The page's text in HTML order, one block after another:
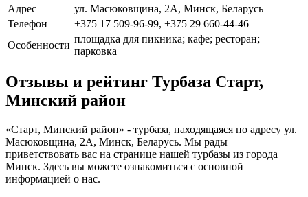
Адрес
ул. Масюковщина, 2А, Минск, Беларусь
Телефон
+375 17 509-96-99, +375 29 660-44-46
Особенности
площадка для пикника; кафе; ресторан;
парковка
Отзывы и рейтинг Турбаза Старт,
Минский район
«Старт, Минский район» - турбаза, находящаяся по адресу ул.
Масюковщина, 2А, Минск, Беларусь. Мы рады
приветствовать вас на странице нашей турбазы из города
Минск. Здесь вы можете ознакомиться с основной
информацией о нас.